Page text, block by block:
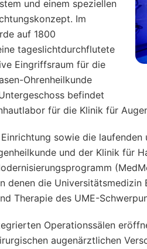
und einem speziellen
Im
auf 1800
tageslichtdurchflutete
Eingriffsraum für die
Ohrenheilkunde
befindet
für die Klinik für
sowie die
und der Klinik für
denen die
Therapie des UME-
Operationssälen
augenärztlichen